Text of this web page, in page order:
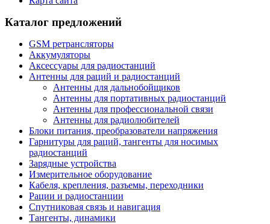
Каталог предложений
GSM ретрансляторы
Аккумуляторы
Аксессуары для радиостанций
Антенны для раций и радиостанций
Антенны для дальнобойщиков
Антенны для портативных радиостанций
Антенны для профессиональной связи
Антенны для радиолюбителей
Блоки питания, преобразователи напряжения
Гарнитуры для раций, тангенты для носимых
радиостанций
Зарядные устройства
Измерительное оборудование
Кабеля, крепления, разъемы, переходники
Рации и радиостанции
Спутниковая связь и навигация
Тангенты, динамики